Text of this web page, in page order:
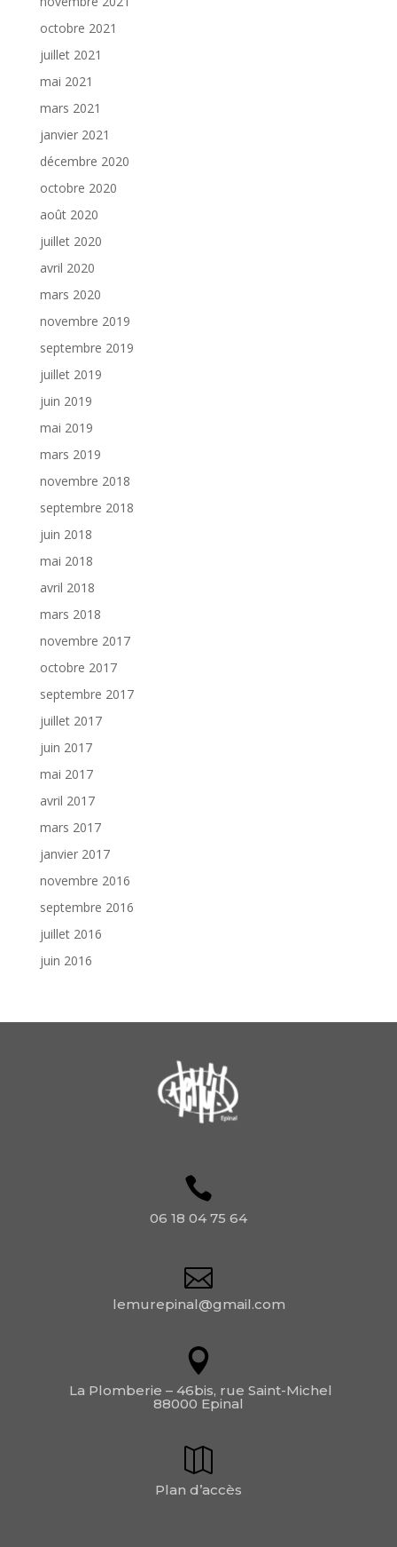
octobre 2021
juillet 2021
mai 2021
mars 2021
janvier 2021
décembre 2020
octobre 2020
août 2020
juillet 2020
avril 2020
mars 2020
novembre 2019
septembre 2019
juillet 2019
juin 2019
mai 2019
mars 2019
novembre 2018
septembre 2018
juin 2018
mai 2018
avril 2018
mars 2018
novembre 2017
octobre 2017
septembre 2017
juillet 2017
juin 2017
mai 2017
avril 2017
mars 2017
janvier 2017
novembre 2016
septembre 2016
juillet 2016
juin 2016
06 18 04 75 64
lemurepinal@gmail.com
La Plomberie – 46bis, rue Saint-Michel
88000 Epinal
Plan d’accès